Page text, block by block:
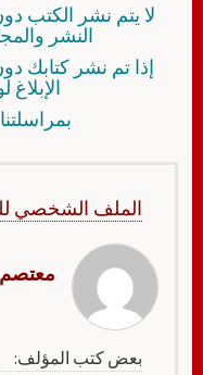
لا يتم نشر الكتب
النشر
إذا تم نشر كتابك
الملف الشخصي
بعض كتب المؤلف: